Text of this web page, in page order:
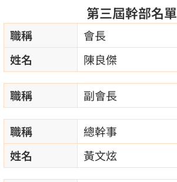
第三屆幹部名單
職稱
會長
姓名
陳良傑
職稱 副會長
職稱
總幹事
姓名
黃文炫